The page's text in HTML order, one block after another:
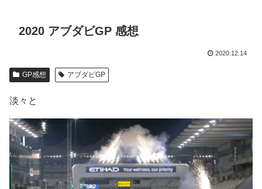
2020 アブダビGP 感想
2020.12.14
GP感想 アブダビGP
淡々と